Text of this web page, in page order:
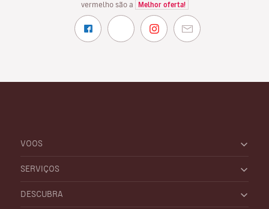
vermelho são a
Melhor oferta!
VOOS
SERVIÇOS
DESCUBRA